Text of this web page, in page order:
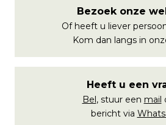
Bezoek onze
Of heeft u liever
Kom dan langs in
Heeft u een
Bel, stuur een mail
bericht via